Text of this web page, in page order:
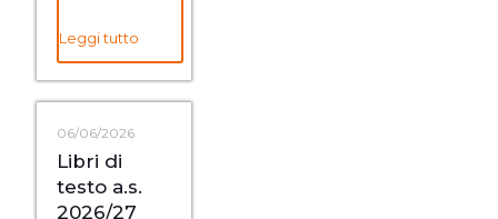
Leggi tutto
06/06/2026
Libri di
testo a.s.
2026/27